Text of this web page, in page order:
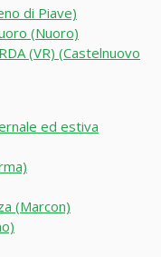
di Piave)
(Nuoro)
(VR) (Castelnuovo
ed estiva
(Marcon)